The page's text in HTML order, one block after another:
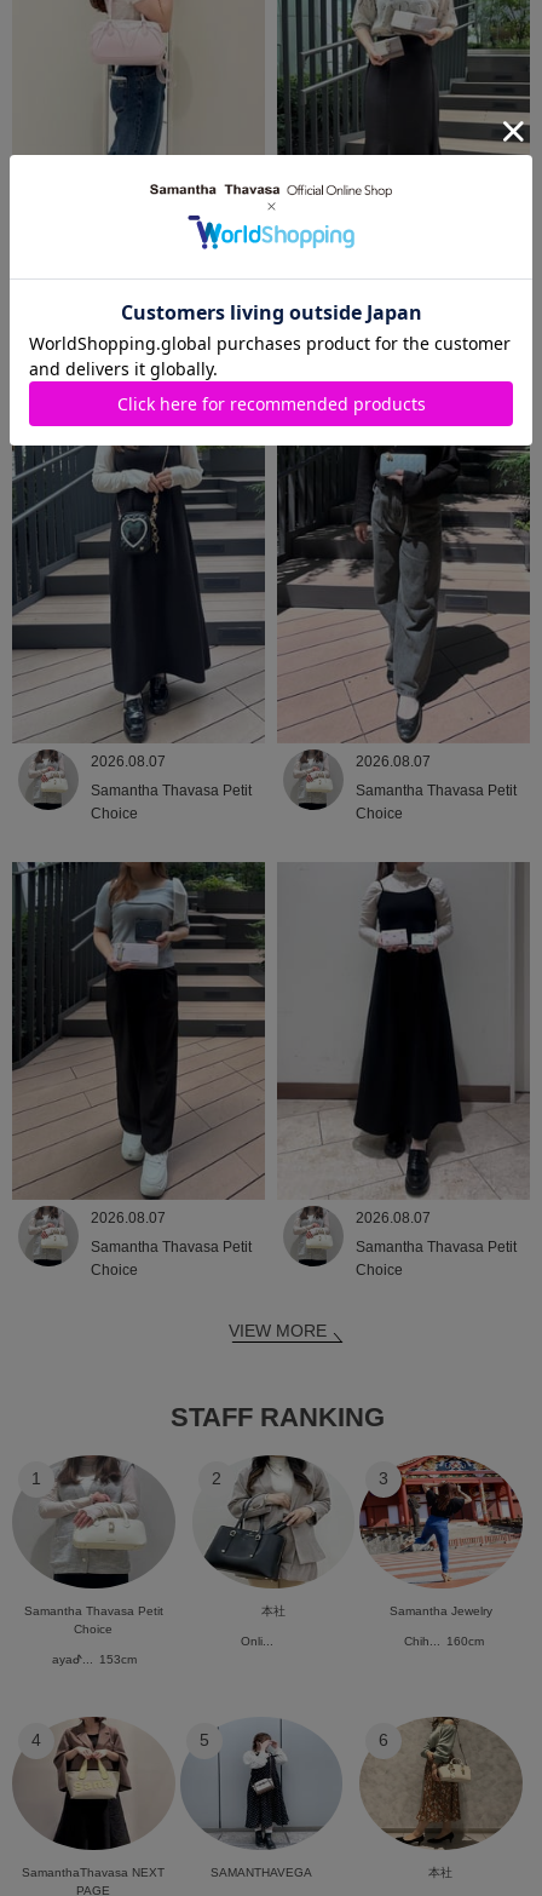
2026.08.07
Samantha Thavasa
2026.08.07
Samantha Thavasa Petit
2026.08.07
Samantha Thavasa Petit
Choice
2026.08.07
Samantha Thavasa Petit
Choice
2026.08.07
Samantha Thavasa Petit
Choice
2026.08.07
Samantha Thavasa Petit
Choice
VIEW MORE
STAFF RANKING
1
Samantha Thavasa Petit
Choice
ayaᕷ... 153cm
2
本社
Onli...
3
Samantha Jewelry
Chih... 160cm
4
SamanthaThavasa NEXT
PAGE
5
SAMANTHAVEGA
6
本社